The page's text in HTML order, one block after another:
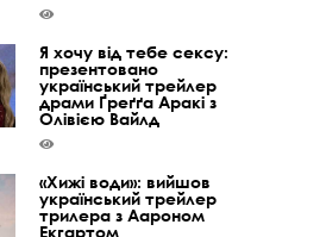
Я хочу від тебе сексу:
презентовано
український трейлер
драми Ґреґґа Аракі з
Олівією Вайлд
«Хижі води»: вийшов
український трейлер
трилера з Аароном
Екгартом